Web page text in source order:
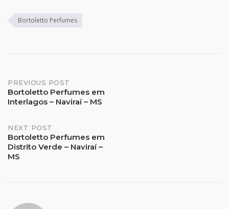
Bortoletto Perfumes
Post
navigation
PREVIOUS POST
Bortoletto Perfumes em
Interlagos – Naviraí – MS
NEXT POST
Bortoletto Perfumes em
Distrito Verde – Naviraí –
MS